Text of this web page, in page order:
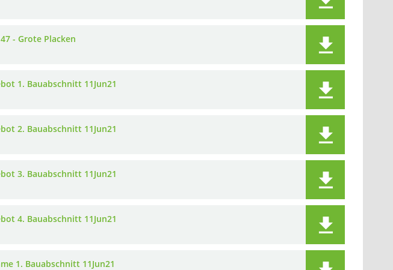
- Grote Placken
1. Bauabschnitt 11Jun21
2. Bauabschnitt 11Jun21
3. Bauabschnitt 11Jun21
4. Bauabschnitt 11Jun21
1. Bauabschnitt 11Jun21